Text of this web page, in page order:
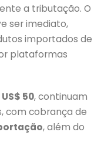
a tributação. O
ser imediato,
importados de
plataformas
US$ 50, continuam
com cobrança de
, além do